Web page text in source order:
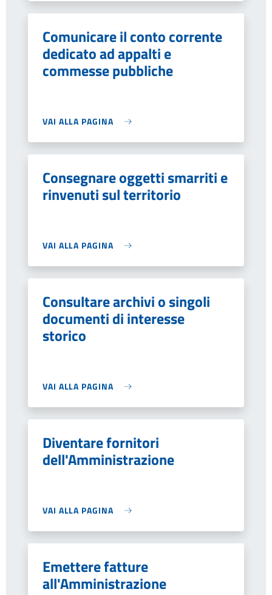
Comunicare il conto corrente
dedicato ad appalti e
commesse pubbliche
VAI ALLA PAGINA
Consegnare oggetti smarriti e
rinvenuti sul territorio
VAI ALLA PAGINA
Consultare archivi o singoli
documenti di interesse
storico
VAI ALLA PAGINA
Diventare fornitori
dell'Amministrazione
VAI ALLA PAGINA
Emettere fatture
all'Amministrazione